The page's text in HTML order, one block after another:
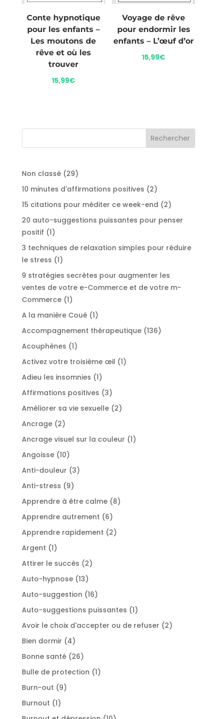
Conte hypnotique
pour les enfants –
Les moutons de
rêve et où les
trouver
15,99€
Voyage de rêve
pour endormir les
enfants – L’œuf d’or
15,99€
Non classé 2929
produits
10 minutes d'affirmations positives 22
produits
15 citations pour méditer ce week-end 22
20 auto-suggestions puissantes pour penser
positif 11
produit
3 techniques de relaxation simples pour réduire
le stress 11
produit
9 stratégies secrètes pour augmenter les
ventes de votre e-Commerce et de votre m-
Commerce 11
produit
A la manière Coué 11
produit
Accompagnement thérapeutique 136136
Acouphènes 11
produit
Activez votre troisième œil 11
Adieu les insomnies 11
produit
Affirmations positives 33
produits
Améliorer sa vie sexuelle 22
Ancrage 22
produits
Ancrage visuel sur la couleur 11
Angoisse 1010
produits
Anti-douleur 33
Anti-stress 99
produits
Apprendre à être calme 88
Apprendre autrement 66
produits
Apprendre rapidement 22
Argent 11
produit
Attirer le succès 22
Auto-hypnose 1313
produits
Auto-suggestion 1616
produits
Auto-suggestions puissantes 11
produit
Avoir le choix d'accepter ou de refuser 22
Bien dormir 44
produits
Bonne santé 2626
produits
Bulle de protection 11
Burn-out 99
Burnout 11
produit